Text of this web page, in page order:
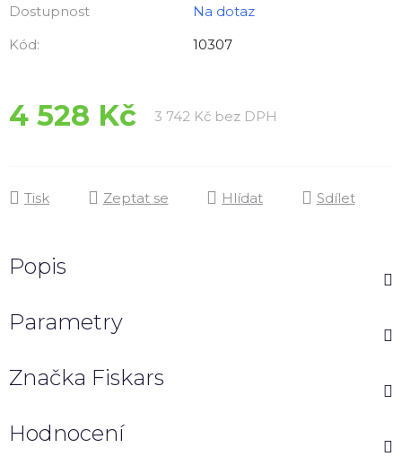
z
5
Dostupnost
Na dotaz
Kód:
10307
4 528 Kč 3 742 Kč bez DPH
Tisk Zeptat se Hlídat Sdílet
Popis
Parametry
Značka Fiskars
Hodnocení